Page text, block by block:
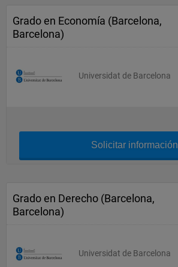
Grado en Economía (Barcelona,
Barcelona)
Universidat de Barcelona
Solicitar información
Grado en Derecho (Barcelona,
Barcelona)
Universidat de Barcelona